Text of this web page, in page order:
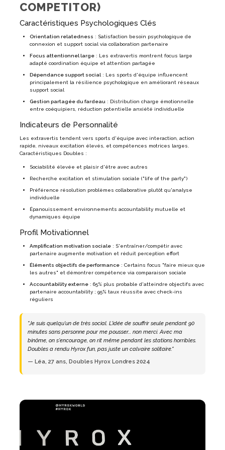
COMPETITOR)
Caractéristiques Psychologiques Clés
Orientation relatedness : Satisfaction besoin psychologique de
connexion et support social via collaboration partenaire
Focus attentionnel large : Les extravertis montrent focus large
adapté coordination équipe et attention partagée
Dépendance support social : Les sports d'équipe influencent
principalement la résilience psychologique en améliorant réseaux
support social
Gestion partagée du fardeau : Distribution charge émotionnelle
entre coéquipiers, réduction potentielle anxiété individuelle
Indicateurs de Personnalité
Les extravertis tendent vers sports d'équipe avec interaction, action
rapide, niveaux excitation élevés, et compétences motrices larges.
Caractéristiques Doubles :
Sociabilité élevée et plaisir d'être avec autres
Recherche excitation et stimulation sociale ("life of the party")
Préférence résolution problèmes collaborative plutôt qu'analyse
individuelle
Épanouissement environnements accountability mutuelle et
dynamiques équipe
Profil Motivationnel
Amplification motivation sociale : S'entraîner/compétir avec
partenaire augmente motivation et réduit perception effort
Éléments objectifs de performance : Certains focus "faire mieux que
les autres" et démontrer compétence via comparaison sociale
Accountability externe : 65% plus probable d'atteindre objectifs avec
partenaire accountability ; 95% taux réussite avec check-ins
réguliers
"Je suis quelqu'un de très social. L'idée de souffrir seule pendant 90
minutes sans personne pour me pousser... non merci. Avec ma
binôme, on s'encourage, on rit même pendant les stations horribles.
Doubles a rendu Hyrox fun, pas juste un calvaire solitaire."
— Léa, 27 ans, Doubles Hyrox Londres 2024